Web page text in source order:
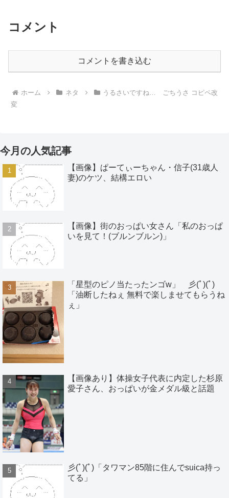
コメント
コメントを書き込む
ホーム ネタ
うるさいですね… ごちうさ コピペ改
変
今月の人気記事
【画像】ぱーてぃーちゃん・信子(31歳人
妻)のケツ、結構エロい
【画像】街のおっぱい女さん「私のおっぱ
いを見て！(ブルンブルン)」
「星型のピノ当たったンゴw」 彡(ﾟ)(ﾟ)
「油断したねぇ 無料で楽しませてもらうね
ぇ」
【画像あり】体操女子代表に内定した杉原
愛子さん、おっぱいが金メダル級と話題
彡(ﾟ)(ﾟ)「タワマン85階に住んでsuica持っ
てる」